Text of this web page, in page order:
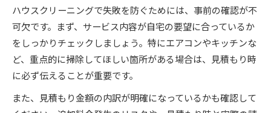
ハウスクリーニングで失敗を防ぐためには、事前の確認が不
可欠です。まず、サービス内容が自宅の要望に合っているか
をしっかりチェックしましょう。特にエアコンやキッチンな
ど、重点的に掃除してほしい箇所がある場合は、見積もり時
に必ず伝えることが重要です。
また、見積もり金額の内訳が明確になっているかも確認して